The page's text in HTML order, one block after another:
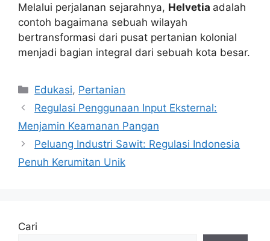
Melalui perjalanan sejarahnya, Helvetia adalah
contoh bagaimana sebuah wilayah
bertransformasi dari pusat pertanian kolonial
menjadi bagian integral dari sebuah kota besar.
Kategori
Edukasi, Pertanian
Regulasi Penggunaan Input Eksternal:
Menjamin Keamanan Pangan
Peluang Industri Sawit: Regulasi Indonesia
Penuh Kerumitan Unik
Cari